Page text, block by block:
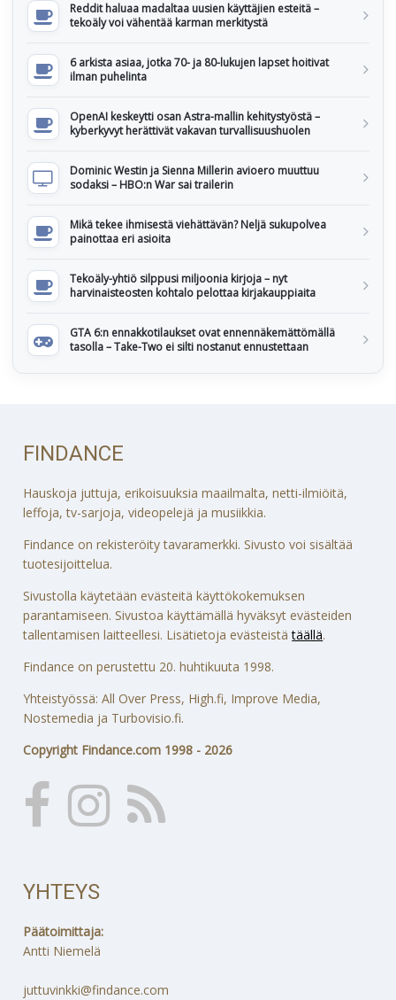
Reddit haluaa madaltaa uusien käyttäjien esteitä –
tekoäly voi vähentää karman merkitystä
6 arkista asiaa, jotka 70- ja 80-lukujen lapset hoitivat
ilman puhelinta
OpenAI keskeytti osan Astra-mallin kehitystyöstä –
kyberkyvyt herättivät vakavan turvallisuushuolen
Dominic Westin ja Sienna Millerin avioero muuttuu
sodaksi – HBO:n War sai trailerin
Mikä tekee ihmisestä viehättävän? Neljä sukupolvea
painottaa eri asioita
Tekoäly-yhtiö silppusi miljoonia kirjoja – nyt
harvinaisteosten kohtalo pelottaa kirjakauppiaita
GTA 6:n ennakkotilaukset ovat ennennäkemättömällä
tasolla – Take-Two ei silti nostanut ennustettaan
FINDANCE
Hauskoja juttuja, erikoisuuksia maailmalta, netti-ilmiöitä,
leffoja, tv-sarjoja, videopelejä ja musiikkia.
Findance on rekisteröity tavaramerkki. Sivusto voi sisältää
tuotesijoittelua.
Sivustolla käytetään evästeitä käyttökokemuksen
parantamiseen. Sivustoa käyttämällä hyväksyt evästeiden
tallentamisen laitteellesi. Lisätietoja evästeistätäällä.
Findance on perustettu 20. huhtikuuta 1998.
Yhteistyössä: All Over Press, High.fi, Improve Media,
Nostemedia ja Turbovisio.fi.
Copyright Findance.com 1998 - 2026
YHTEYS
Päätoimittaja:
Antti Niemelä
juttuvinkki@findance.com